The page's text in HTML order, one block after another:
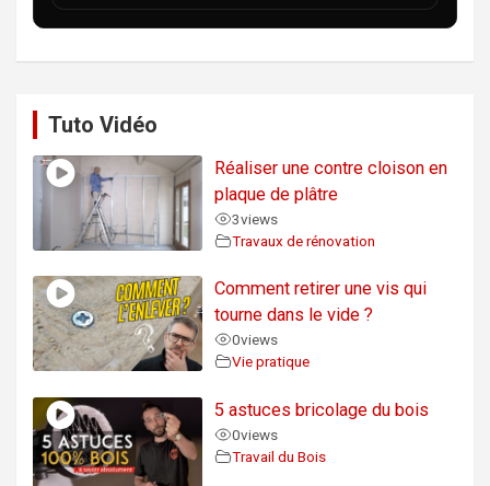
Tuto Vidéo
Réaliser une contre cloison en
plaque de plâtre
3views
Travaux de rénovation
Comment retirer une vis qui
tourne dans le vide ?
0views
Vie pratique
5 astuces bricolage du bois
0views
Travail du Bois